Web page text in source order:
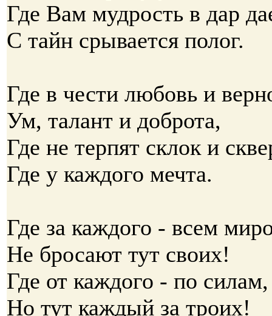
Где Вам мудрость в дар
С тайн срывается полог.
Где в чести любовь и
Ум, талант и доброта,
Где не терпят склок и
Где у каждого мечта.
Где за каждого - всем
Не бросают тут своих!
Где от каждого - по силам,
Но тут каждый за троих!